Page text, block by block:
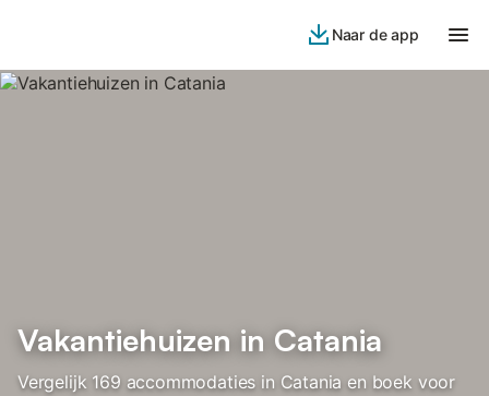
Naar de app
Vakantiehuizen in Catania
Vergelijk 169 accommodaties in Catania en boek voor